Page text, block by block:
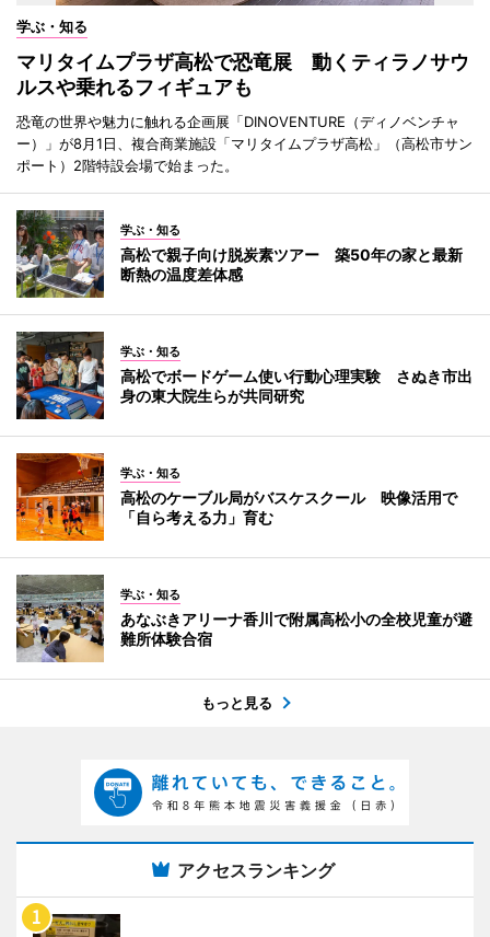
学ぶ・知る
マリタイムプラザ高松で恐竜展 動くティラノサウ
ルスや乗れるフィギュアも
恐竜の世界や魅力に触れる企画展「DINOVENTURE（ディノベンチャ
ー）」が8月1日、複合商業施設「マリタイムプラザ高松」（高松市サン
ポート）2階特設会場で始まった。
学ぶ・知る
高松で親子向け脱炭素ツアー 築50年の家と最新
断熱の温度差体感
学ぶ・知る
高松でボードゲーム使い行動心理実験 さぬき市出
身の東大院生らが共同研究
学ぶ・知る
高松のケーブル局がバスケスクール 映像活用で
「自ら考える力」育む
学ぶ・知る
あなぶきアリーナ香川で附属高松小の全校児童が避
難所体験合宿
もっと見る
アクセスランキング